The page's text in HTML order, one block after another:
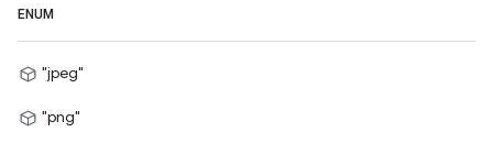
ENUM
"jpeg"
"png"